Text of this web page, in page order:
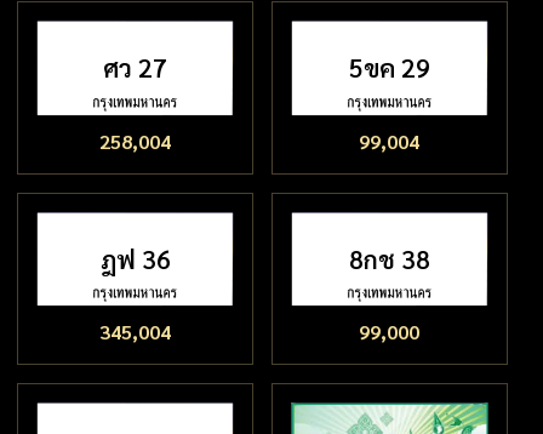
ศว 27
258,004
5ขค 29
99,004
ฎฟ 36
345,004
8กช 38
99,000